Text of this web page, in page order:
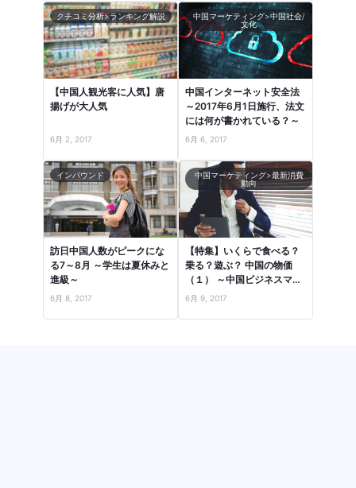
クチコミ分析>ランキング解説
【中国人観光客に人気】唐
揚げが大人気
6月 2, 2017
中国マーケティング>中国社会/
文化
中国インターネット安全法
～2017年6月1日施行、法文
には何が書かれている？～
6月 6, 2017
インバウンド
訪日中国人数がピークにな
る7～8月 ～学生は夏休みと
進級～
6月 8, 2017
中国マーケティング>最新消費
動向
【特集】いくらで食べる？
乗る？遊ぶ？ 中国の物価
（１） ～中国ビジネスマン
の1日で、流行品・食・住
6月 9, 2017